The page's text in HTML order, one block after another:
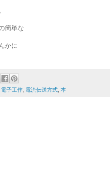
簡単な
かに
電子工作 電流伝送方式 本